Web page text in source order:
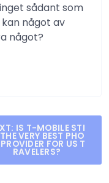
sådant som
något av
något?
IS T-MOBILE STI
VERY BEST PHO
FOR US T
RAVELERS?